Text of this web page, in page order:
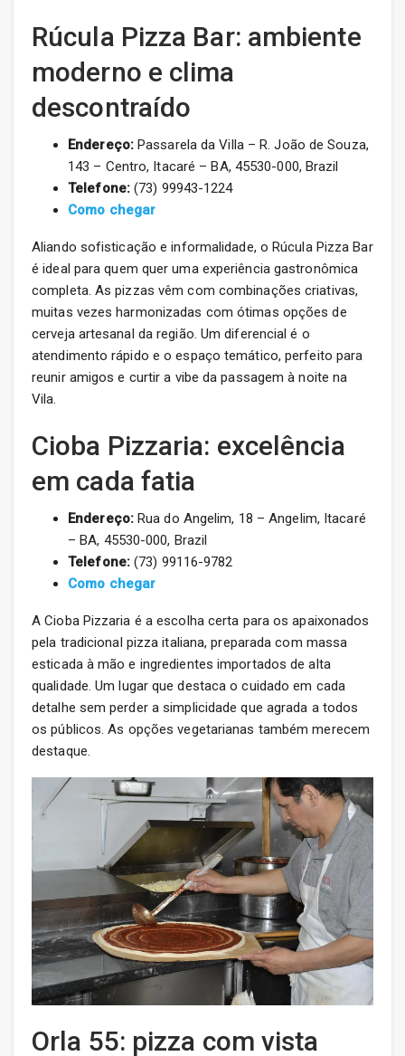
Rúcula Pizza Bar: ambiente
moderno e clima
descontraído
Endereço:Passarela da Villa – R. João de Souza,
143 – Centro, Itacaré – BA, 45530-000, Brazil
Telefone:(73) 99943-1224
Como chegar
Aliando sofisticação e informalidade, o Rúcula Pizza Bar
é ideal para quem quer uma experiência gastronômica
completa. As pizzas vêm com combinações criativas,
muitas vezes harmonizadas com ótimas opções de
cerveja artesanal da região. Um diferencial é o
atendimento rápido e o espaço temático, perfeito para
reunir amigos e curtir a vibe da passagem à noite na
Vila.
Cioba Pizzaria: excelência
em cada fatia
Endereço:Rua do Angelim, 18 – Angelim, Itacaré
– BA, 45530-000, Brazil
Telefone:(73) 99116-9782
Como chegar
A Cioba Pizzaria é a escolha certa para os apaixonados
pela tradicional pizza italiana, preparada com massa
esticada à mão e ingredientes importados de alta
qualidade. Um lugar que destaca o cuidado em cada
detalhe sem perder a simplicidade que agrada a todos
os públicos. As opções vegetarianas também merecem
destaque.
Orla 55: pizza com vista